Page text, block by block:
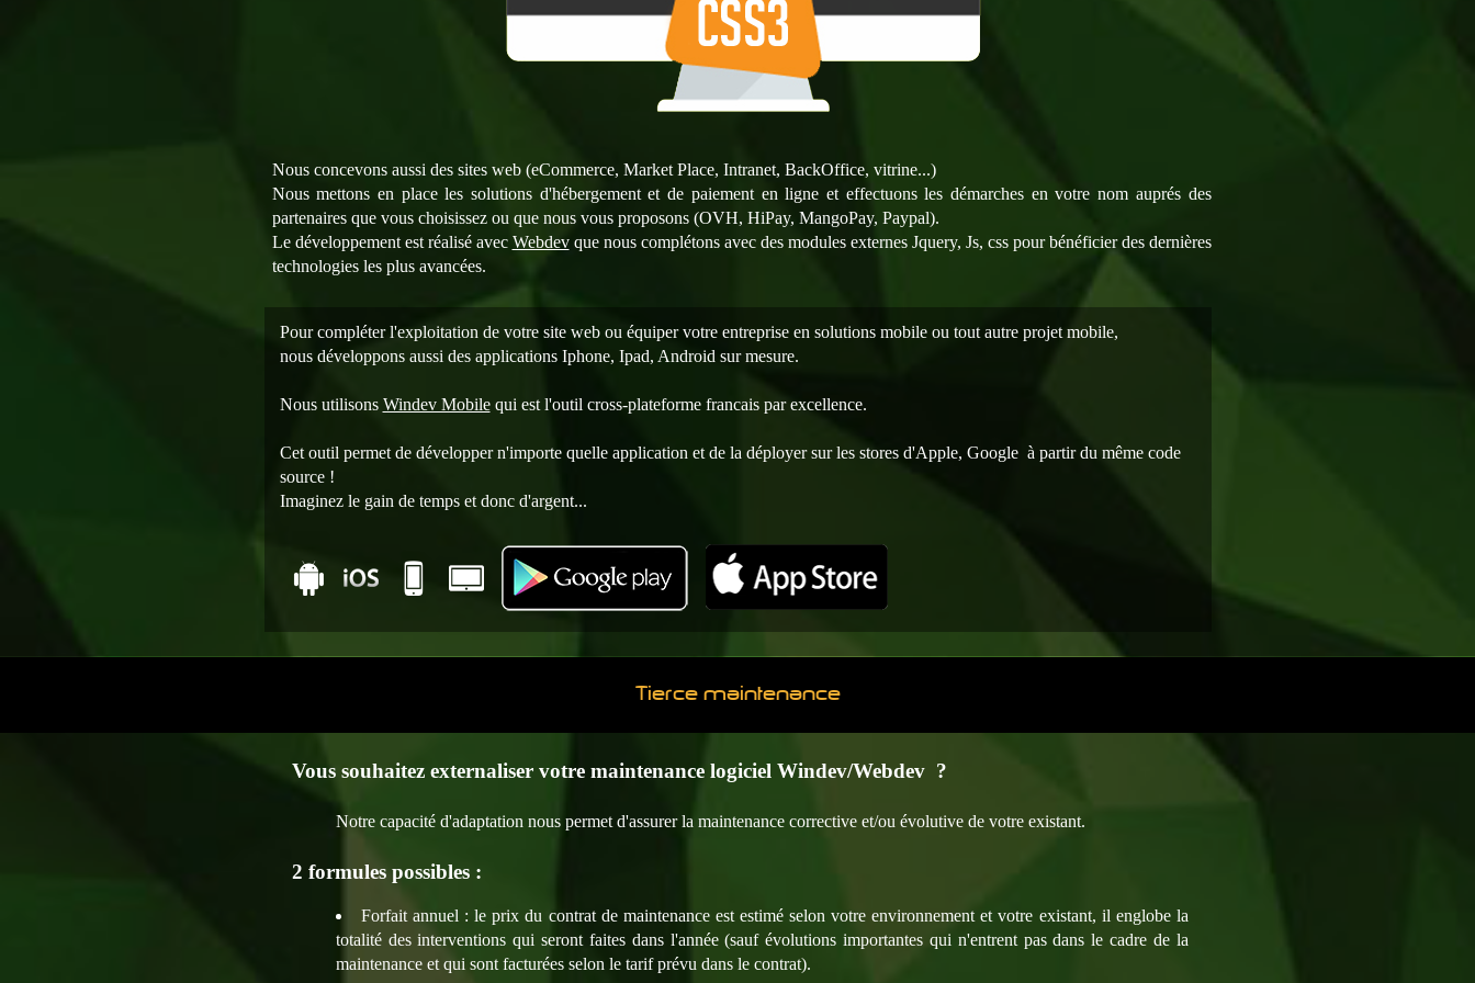
Nous concevons aussi des sites web (eCommerce, Market Place, Intranet, BackOffice, vitrine...)
Nous mettons en place les solutions d'hébergement et de paiement en ligne et effectuons les démarches en votre nom auprés des
partenaires que vous choisissez ou que nous vous proposons (OVH, HiPay, MangoPay, Paypal).
Le développement est réalisé avec Webdevque nous complétons avec des modules externes Jquery, Js, css pour bénéficier des dernières
technologies les plus avancées.
Pour compléter l'exploitation de votre site web ou équiper votre entreprise en solutions mobile ou tout autre projet mobile,
nous développons aussi des applications Iphone, Ipad, Android sur mesure.
Nous utilisons Windev Mobilequi est l'outil cross-plateforme francais par excellence.
Cet outil permet de développer n'importe quelle application et de la déployer sur les stores d'Apple, Google à partir du même code
source !
Imaginez le gain de temps et donc d'argent...
Tierce maintenance
Vous souhaitez externaliser votre maintenance logiciel Windev/Webdev ?
Notre capacité d'adaptation nous permet d'assurer la maintenance corrective et/ou évolutive de votre existant.
2 formules possibles :
Forfait annuel : le prix du contrat de maintenance est estimé selon votre environnement et votre existant, il englobe la
totalité des interventions qui seront faites dans l'année (sauf évolutions importantes qui n'entrent pas dans le cadre de la
maintenance et qui sont facturées selon le tarif prévu dans le contrat).